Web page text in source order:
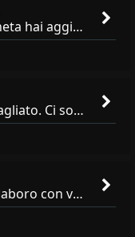
Difficile fare un confronto! Da Veneta hai aggiunto i pensili a tutta altezza e una colonna dispensa da 30, che da soli
Chiudi tutto e parti tranquillo? Sbagliato. Ci sono 3 comportamenti che dicono ai ladri &quot;sono via per due settimane
In realtà, io sono del settore e collaboro con vari negozi, ti possono dire che sono tutti brand abbastanza simili come